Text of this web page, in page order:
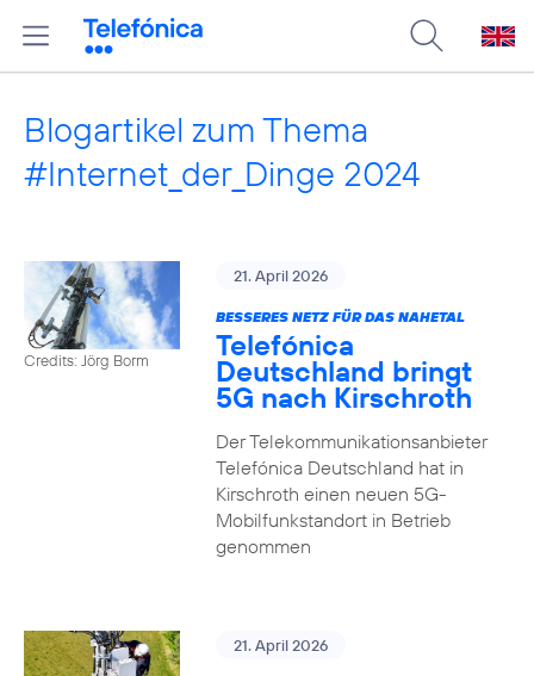
Blogartikel zum Thema
#Internet_der_Dinge 2024
Credits: Jörg Borm
21. April 2026
BESSERES NETZ FÜR DAS NAHETAL
Telefónica
Deutschland bringt
5G nach Kirschroth
Der Telekommunikationsanbieter
Telefónica Deutschland hat in
Kirschroth einen neuen 5G-
Mobilfunkstandort in Betrieb
genommen
21. April 2026